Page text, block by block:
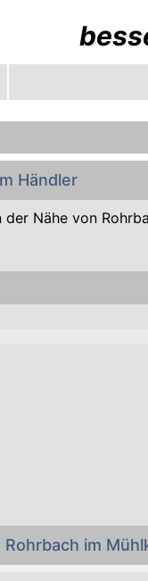
Händler
Nähe von
im